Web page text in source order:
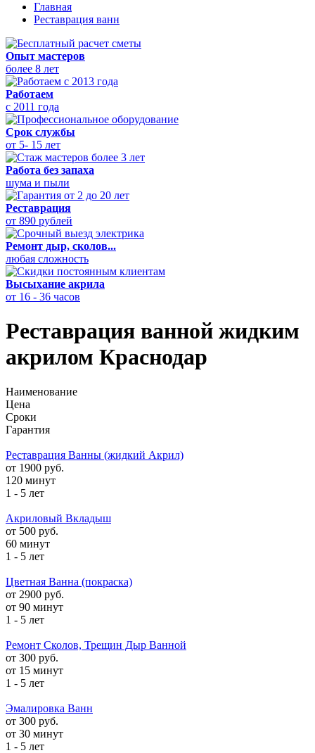
Главная
Реставрация ванн
Опыт мастеров
более 8 лет
Работаем
с 2011 года
Срок службы
от 5- 15 лет
Работа без запаха
шума и пыли
Реставрация
от 890 рублей
Ремонт дыр, сколов...
любая сложность
Высыхание акрила
от 16 - 36 часов
Реставрация ванной жидким
акрилом Краснодар
Наименование
Цена
Сроки
Гарантия
Реставрация Ванны (жидкий Акрил)
от 1900 руб.
120 минут
1 - 5 лет
Акриловый Вкладыш
от 500 руб.
60 минут
1 - 5 лет
Цветная Ванна (покраска)
от 2900 руб.
от 90 минут
1 - 5 лет
Ремонт Сколов, Трещин Дыр Ванной
от 300 руб.
от 15 минут
1 - 5 лет
Эмалировка Ванн
от 300 руб.
от 30 минут
1 - 5 лет